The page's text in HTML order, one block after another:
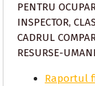
PENTRU
INSPECTOR,
CADRUL
RESURSE-
Raportul